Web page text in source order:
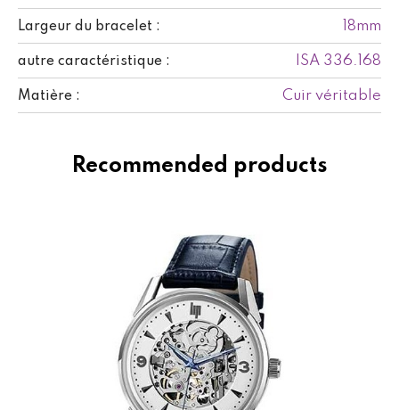
Largeur du bracelet : 18mm
autre caractéristique : ISA 336.168
Matière : Cuir véritable
Recommended products